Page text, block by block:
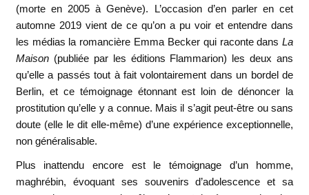
(morte en 2005 à Genève). L’occasion d’en parler en cet
automne 2019 vient de ce qu’on a pu voir et entendre dans
les médias la romancière Emma Becker qui raconte dansLa
Maison (publiée par les éditions Flammarion) les deux ans
qu’elle a passés tout à fait volontairement dans un bordel de
Berlin, et ce témoignage étonnant est loin de dénoncer la
prostitution qu’elle y a connue. Mais il s’agit peut-être ou sans
doute (elle le dit elle-même) d’une expérience exceptionnelle,
non généralisable.
Plus inattendu encore est le témoignage d’un homme,
maghrébin, évoquant ses souvenirs d’adolescence et sa